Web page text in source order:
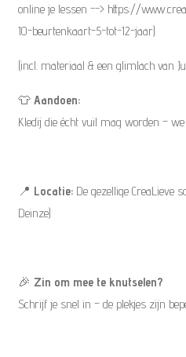
online je lessen --> https://
10-beurtenkaart-5-tot-12-jaar)
(incl. materiaal & een glimlach van
👕 Aandoen:
Kledij die écht vuil mag worden –
📍 Locatie: De gezellige CreaLieve
Deinze)
🎉 Zin om mee te knutselen?
Schrijf je snel in – de plekjes zijn